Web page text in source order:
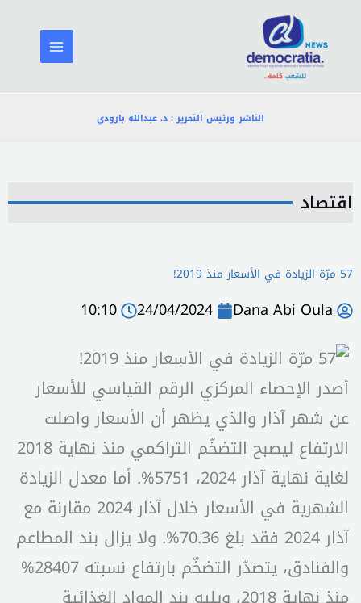
المحتوى
الناشر ورئيس التحرير : د. عبدالله بارودي
اقتصاد
57 مرّة الزيادة في الأسعار منذ 2019!
Dana Abi Oula
24/04/2024
10:10
أصدر الإحصاء المركزي الرقم القياسي للأسعار
عن شهر آذار والذي يظهر أن الأسعار واصلت
الارتفاع ليصبح التضخّم التراكمي منذ نهاية 2018
لغاية نهاية آذار 2024، 5751%. أما معدل الزيادة
الشهرية في الأسعار خلال آذار 2024 مقارنة مع
آذار 2024 فقد بلغ 70.36%. ولا يزال بند المطاعم
والفنادق، يتصدّر التضخّم بارتفاع نسبته 28407%